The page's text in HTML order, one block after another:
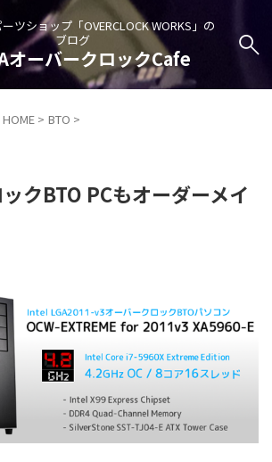
ツショップ「OVERCLOCK WORKS」の
ブログ
オーバークロックCafe
HOME > BTO >
クBTO PCもオーダーメイ